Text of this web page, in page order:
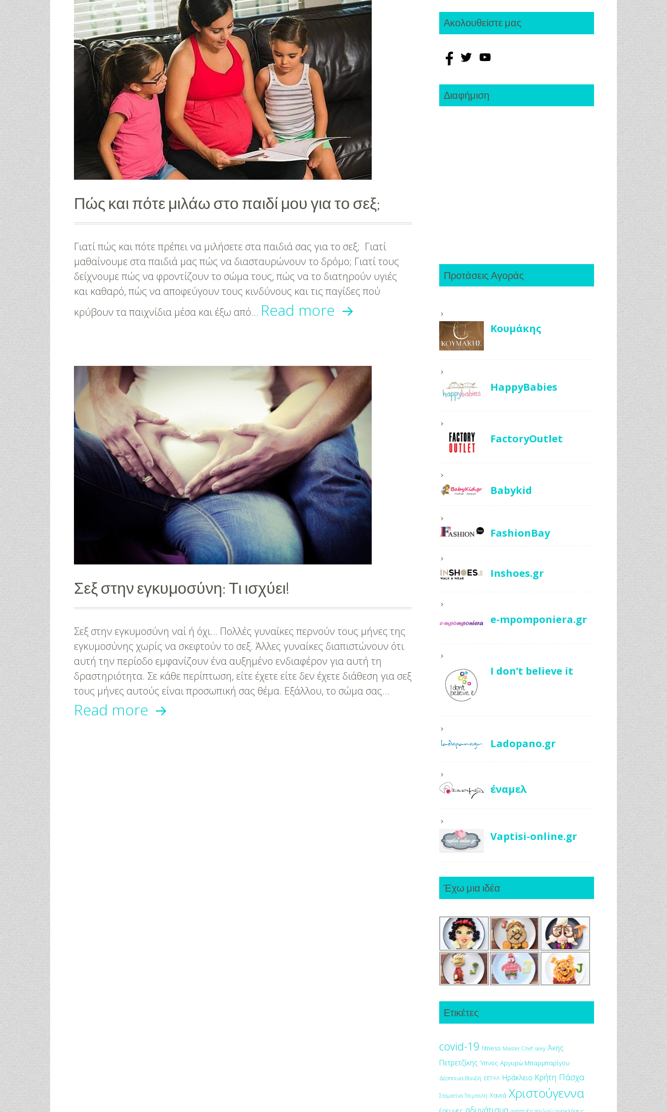
Πώς και πότε μιλάω στο παιδί μου για το σεξ;
Γιατί πώς και πότε πρέπει να μιλήσετε στα παιδιά σας για το σεξ; Γιατί
μαθαίνουμε στα παιδιά μας πώς να διασταυρώνουν το δρόμο; Γιατί τους
δείχνουμε πώς να φροντίζουν το σώμα τους, πώς να το διατηρούν υγιές
και καθαρό, πώς να αποφεύγουν τους κινδύνους και τις παγίδες πού
κρύβουν τα παιχνίδια μέσα και έξω από… Read more Πώς
μιλάω
στο
παιδί
μου
για
το
σεξ;
Σεξ στην εγκυμοσύνη: Τι ισχύει!
Σεξ στην εγκυμοσύνη ναί ή όχι… Πολλές γυναίκες περνούν τους μήνες της
εγκυμοσύνης χωρίς να σκεφτούν το σεξ. Άλλες γυναίκες διαπιστώνουν ότι
αυτή την περίοδο εμφανίζουν ένα αυξημένο ενδιαφέρον για αυτή τη
δραστηριότητα. Σε κάθε περίπτωση, είτε έχετε είτε δεν έχετε διάθεση για σεξ
τους μήνες αυτούς είναι προσωπική σας θέμα. Εξάλλου, το σώμα σας…
Read more Σεξ
Ακολουθείστε μας
Διαφήμιση
Προτάσεις Αγοράς
Κουμάκης
HappyBabies
FactoryOutlet
Babykid
FashionBay
Inshoes.gr
e-mpomponiera.gr
I don’t believe it
Ladopano.gr
έναμελ
Vaptisi-online.gr
Έχω μια ιδέα
Ετικέτες
covid-19 fitness Master Chef sexy Άκης
Πετρετζίκης Ύπνος Αργυρώ Μπαρμπαρίγου
Δέσποινα Βανδή ΕΕΤΑΑ Ηράκλειο Κρήτη Πάσχα
Σταματίνα Τσιμτσιλή Χανιά Χριστούγεννα